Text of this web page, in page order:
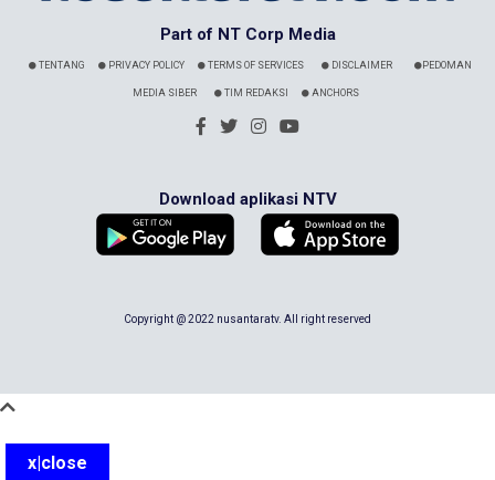
Part of NT Corp Media
TENTANG PRIVACY POLICY TERMS OF SERVICES DISCLAIMER PEDOMAN
MEDIA SIBER TIM REDAKSI ANCHORS
Download aplikasi NTV
Copyright @ 2022 nusantaratv. All right reserved
x|close